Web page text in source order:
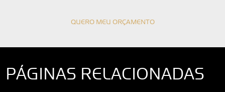
QUERO MEU ORÇAMENTO
PÁGINAS RELACIONADAS